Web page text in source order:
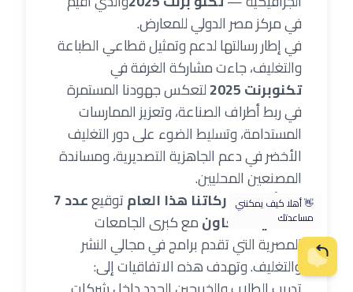
في مركز مصر الدولي للمعارض.
في إطار رسالتها لدعم وتمثيل قطاعي الطباعة
والتغليف، جاءت مشاركة الغرفة في
تكنوبرنت 2025
لتعكس جهودنا المستمرة
في ربط أطراف الصناعة، وتعزيز الممارسات
المستدامة، وتسليط الضوء على دور التغليف
الأخضر في دعم الجاهزية التصديرية، ومساندة
المصنعين المحليين.
من أبرز مشاركاتنا هذا العامتوقيع
عدد 7
أتفاقيات تعاونمع كبرى الجامعات
المصرية التي تقدم برامج في مجالي النشر
والتغليف. وتهدف هذه الاتفاقيات إلى: